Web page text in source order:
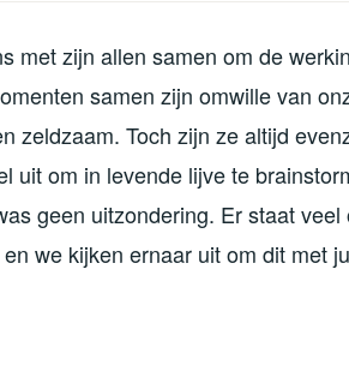
met zijn allen samen om de
samen zijn omwille van
zeldzaam. Toch zijn ze altijd
uit om in levende lijve te
geen uitzondering. Er staat veel
we kijken ernaar uit om dit met